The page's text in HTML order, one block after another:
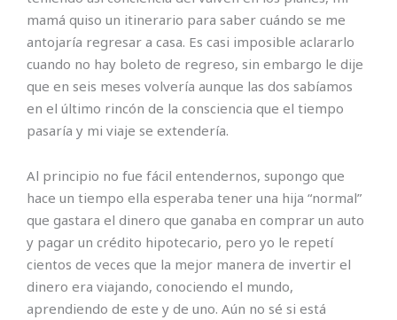
mamá quiso un itinerario para saber cuándo se me
antojaría regresar a casa. Es casi imposible aclararlo
cuando no hay boleto de regreso, sin embargo le dije
que en seis meses volvería aunque las dos sabíamos
en el último rincón de la consciencia que el tiempo
pasaría y mi viaje se extendería.
Al principio no fue fácil entendernos, supongo que
hace un tiempo ella esperaba tener una hija “normal”
que gastara el dinero que ganaba en comprar un auto
y pagar un crédito hipotecario, pero yo le repetí
cientos de veces que la mejor manera de invertir el
dinero era viajando, conociendo el mundo,
aprendiendo de este y de uno. Aún no sé si está